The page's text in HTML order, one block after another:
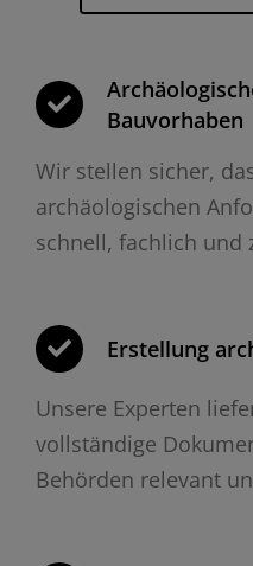
Bauvorhaben
Wir stellen sicher,
archäologischen
schnell, fachlich und
Erstellung
Unsere Experten
vollständige
Behörden relevant